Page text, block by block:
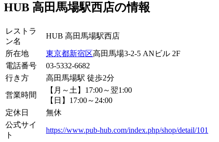
HUB 高田馬場駅西店の情報
レストラ
ン名
HUB 高田馬場駅西店
所在地 東京都新宿区高田馬場3-2-5 ANビル 2F
電話番号
03-5332-6682
行き方
高田馬場駅 徒歩2分
営業時間
【月～土】17:00～翌1:00
【日】17:00～24:00
定休日
無休
公式サイ
ト
https://www.pub-hub.com/index.php/shop/detail/101